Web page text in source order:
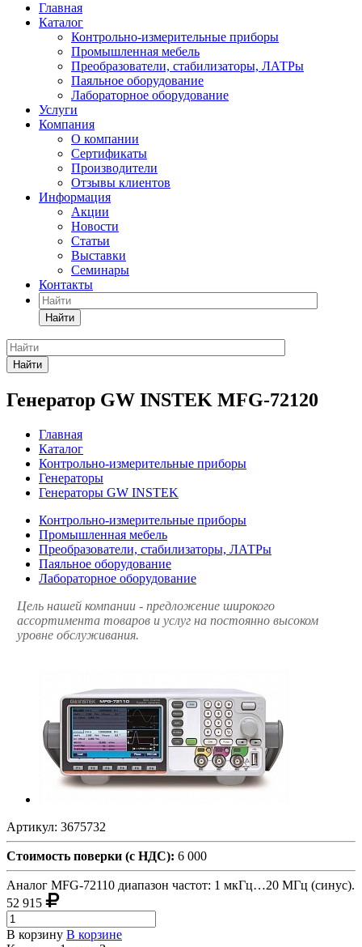
Главная
Каталог
Контрольно-измерительные приборы
Промышленная мебель
Преобразователи, стабилизаторы, ЛАТРы
Паяльное оборудование
Лабораторное оборудование
Услуги
Компания
О компании
Сертификаты
Производители
Отзывы клиентов
Информация
Акции
Новости
Статьи
Выставки
Семинары
Контакты
Найти
Найти
Генератор GW INSTEK MFG-72120
Главная
Каталог
Контрольно-измерительные приборы
Генераторы
Генераторы GW INSTEK
Контрольно-измерительные приборы
Промышленная мебель
Преобразователи, стабилизаторы, ЛАТРы
Паяльное оборудование
Лабораторное оборудование
Цель нашей компании - предложение широкого
ассортимента товаров и услуг на постоянно высоком
уровне обслуживания.
Артикул: 3675732
Стоимость поверки (с НДС): 6 000
Аналог MFG-72110 диапазон частот: 1 мкГц…20 МГц (синус).
52 915
В корзину В корзине